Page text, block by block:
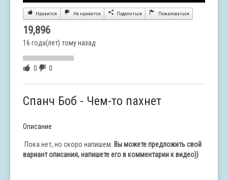
Нравится Не нравится Поделиться Пожаловаться
19,896
16 года(лет) тому назад
0 0
Спанч Боб - Чем-то пахнет
Описание
Пока нет, но скоро напишем. Вы можете предложить свой
вариант описания, напишете его в комментарии к видео))